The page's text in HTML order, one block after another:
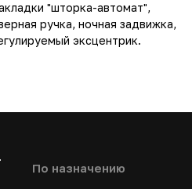
"шторка-автомат",
ручка, ночная задвижка,
эксцентрик.
По назначению